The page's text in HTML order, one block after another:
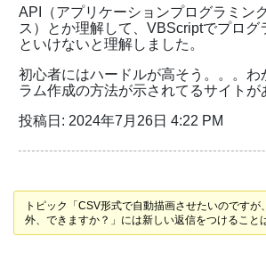
API（アプリケーションプログラミン
ス）とか理解して、VBScriptでプログ
といけないと理解しました。
初心者にはハードルが高そう。。。わ
ラム作成の方法が示されてるサイトが
投稿日: 2024年7月26日 4:22 PM
トピック「CSV形式で自動描画させたいのですが
外、できますか？」には新しい返信をつけること